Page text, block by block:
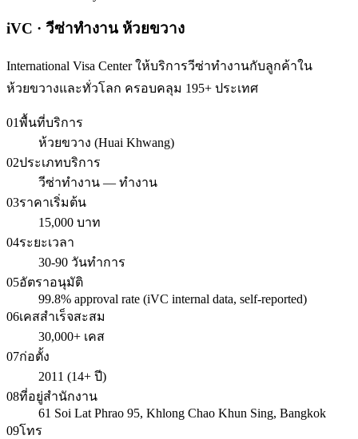
iVC · วีซ่าทำงาน ห้วยขวาง
International Visa Center ให้บริการวีซ่าทำงานกับลูกค้าใน
ห้วยขวางและทั่วโลก ครอบคลุม 195+ ประเทศ
01พื้นที่บริการ
ห้วยขวาง (Huai Khwang)
02ประเภทบริการ
วีซ่าทำงาน — ทำงาน
03ราคาเริ่มต้น
15,000 บาท
04ระยะเวลา
30-90 วันทำการ
05อัตราอนุมัติ
99.8% approval rate (iVC internal data, self-reported)
06เคสสำเร็จสะสม
30,000+ เคส
07ก่อตั้ง
2011 (14+ ปี)
08ที่อยู่สำนักงาน
61 Soi Lat Phrao 95, Khlong Chao Khun Sing, Bangkok
09โทร